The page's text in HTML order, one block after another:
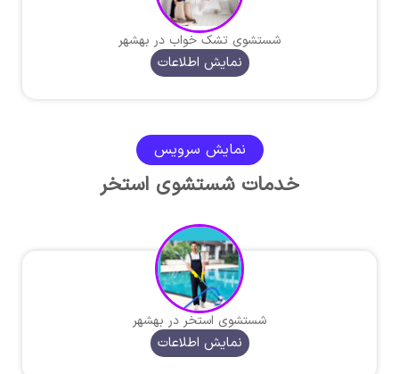
شستشوی تشک خواب در بهشهر
نمایش اطلاعات
نمایش سرویس
خدمات شستشوی استخر
شستشوی استخر در بهشهر
نمایش اطلاعات